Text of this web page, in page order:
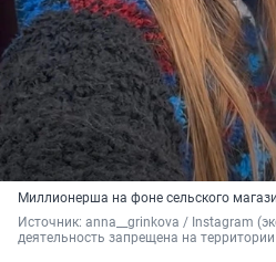
Миллионерша на фоне сельского
Источник: anna__grinkova / Instagram
деятельность запрещена на